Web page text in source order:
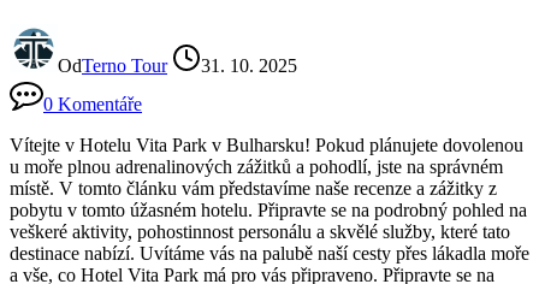
OdTerno Tour
31. 10. 2025
0 Komentáře
Vítejte v Hotelu Vita Park v Bulharsku! Pokud plánujete dovolenou
u moře plnou adrenalinových zážitků a pohodlí, jste na správném
místě. V tomto článku vám představíme naše recenze a zážitky z
pobytu v tomto úžasném hotelu. Připravte se na podrobný pohled na
veškeré aktivity, pohostinnost personálu a skvělé služby, které tato
destinace nabízí. Uvítáme vás na palubě naší cesty přes lákadla moře
a vše, co Hotel Vita Park má pro vás připraveno. Připravte se na